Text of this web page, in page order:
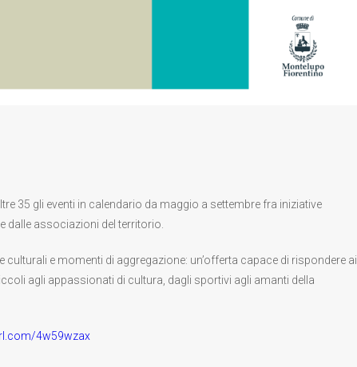
35 gli eventi in calendario da maggio a settembre fra iniziative
dalle associazioni del territorio.
e momenti di aggregazione: un’offerta capace di rispondere ai
agli appassionati di cultura, dagli sportivi agli amanti della
4w59wzax